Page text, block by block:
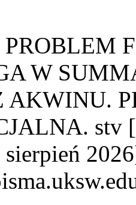
W
AKWINU.
stv